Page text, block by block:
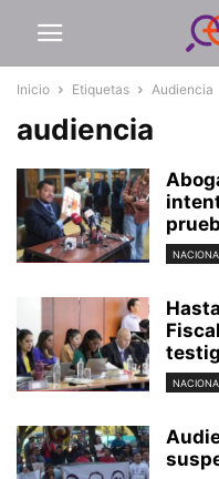
Inicio Etiquetas Audiencia
audiencia